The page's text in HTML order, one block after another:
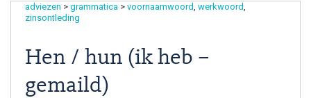
adviezen > grammatica > voornaamwoord werkwoord
zinsontleding
Hen / hun (ik heb –
gemaild)